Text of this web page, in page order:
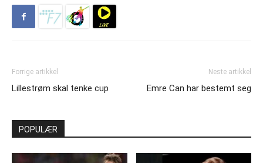
Forrige artikkel
Lillestrøm skal tenke cup
Neste artikkel
Emre Can har bestemt seg
POPULÆR